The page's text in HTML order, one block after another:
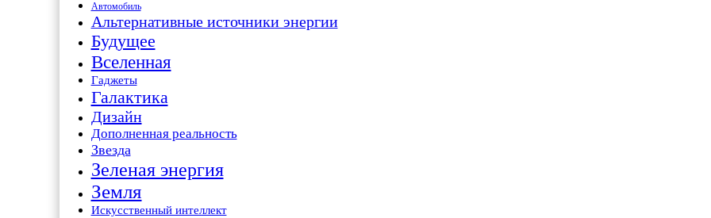
Автомобиль
Альтернативные источники энергии
Будущее
Вселенная
Гаджеты
Галактика
Дизайн
Дополненная реальность
Звезда
Зеленая энергия
Земля
Искусственный интеллект